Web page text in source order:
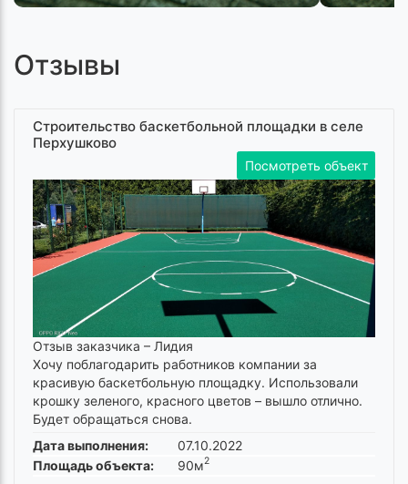
Отзывы
Строительство баскетбольной площадки в селе
Перхушково
Посмотреть объект
Отзыв заказчика – Лидия
Хочу поблагодарить работников компании за
красивую баскетбольную площадку. Использовали
крошку зеленого, красного цветов – вышло отлично.
Будет обращаться снова.
Дата выполнения:
07.10.2022
Площадь объекта:
90м2